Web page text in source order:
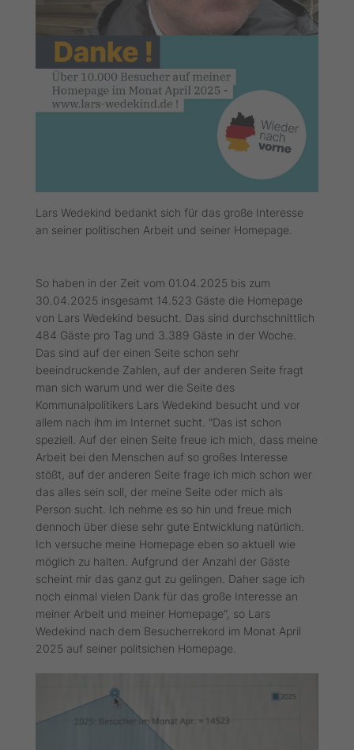
Lars Wedekind bedankt sich für das große Interesse
an seiner politischen Arbeit und seiner Homepage.
So haben in der Zeit vom 01.04.2025 bis zum
30.04.2025 insgesamt 14.523 Gäste die Homepage
von Lars Wedekind besucht. Das sind durchschnittlich
484 Gäste pro Tag und 3.389 Gäste in der Woche.
Das sind auf der einen Seite schon sehr
beeindruckende Zahlen, auf der anderen Seite fragt
man sich warum und wer die Seite des
Kommunalpolitikers Lars Wedekind besucht und vor
allem nach ihm im Internet sucht. "Das ist schon
speziell. Auf der einen Seite freue ich mich, dass meine
Arbeit bei den Menschen auf so großes Interesse
stößt, auf der anderen Seite frage ich mich schon wer
das alles sein soll, der meine Seite oder mich als
Person sucht. Ich nehme es so hin und freue mich
dennoch über diese sehr gute Entwicklung natürlich.
Ich versuche meine Homepage eben so aktuell wie
möglich zu halten. Aufgrund der Anzahl der Gäste
scheint mir das ganz gut zu gelingen. Daher sage ich
noch einmal vielen Dank für das große Interesse an
meiner Arbeit und meiner Homepage", so Lars
Wedekind nach dem Besucherrekord im Monat April
2025 auf seiner politsichen Homepage.